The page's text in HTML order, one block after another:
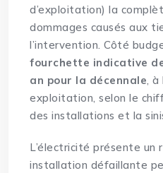
d’exploitation) la
dommages causés aux
l’intervention. Côté
fourchette indicative
an pour la décennale, à
exploitation, selon le
des installations et la
L’électricité présente un
installation défaillante